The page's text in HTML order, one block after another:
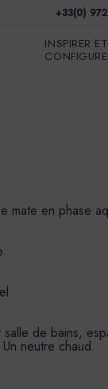
+33(0)
INSPIRER ET
mate en phase
de bains,
neutre chaud.